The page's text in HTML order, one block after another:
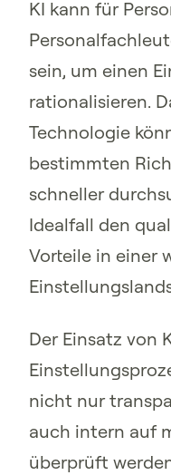
KI kann für
sein, um einen
rationalisieren.
Technologie
bestimmten
schneller
Idealfall den
Vorteile in einer
Der Einsatz von
nicht nur
auch intern auf
überprüft